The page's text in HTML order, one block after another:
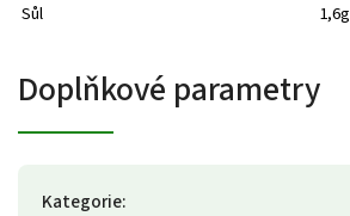
Sůl
1,6g
Doplňkové parametry
Kategorie: